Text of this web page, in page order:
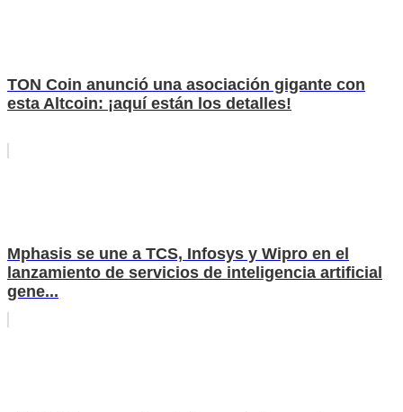
TON Coin anunció una asociación gigante con
esta Altcoin: ¡aquí están los detalles!
Mphasis se une a TCS, Infosys y Wipro en el
lanzamiento de servicios de inteligencia artificial
gene...